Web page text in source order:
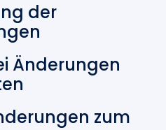
der
Änderungen
zum